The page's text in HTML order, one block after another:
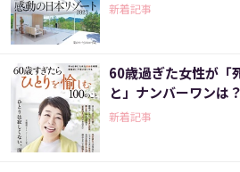
新着記事
60歳過ぎた女性が「
と」ナンバーワンは？
新着記事